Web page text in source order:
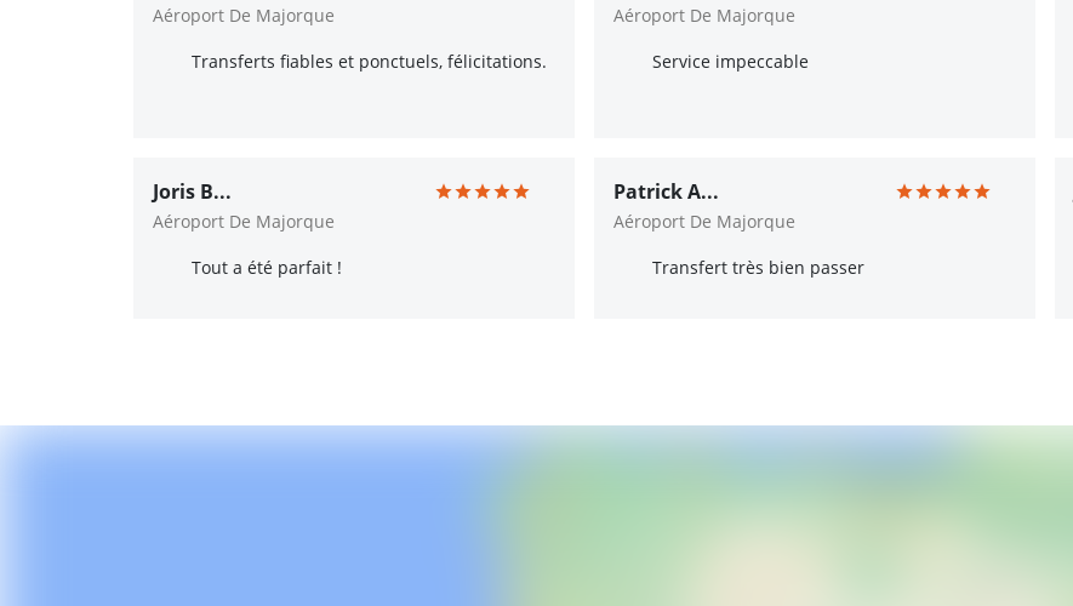
Aéroport De Majorque
Transferts fiables et ponctuels, félicitations.
Aéroport De Majorque
Service impeccable
Joris B...
Aéroport De Majorque
Tout a été parfait !
Patrick A...
Aéroport De Majorque
Transfert très bien passer